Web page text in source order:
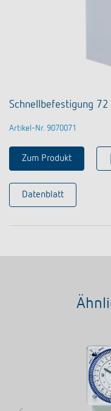
Schnellbefestigung 72
Artikel-Nr. 9070071
Zum Produkt
Datenblatt